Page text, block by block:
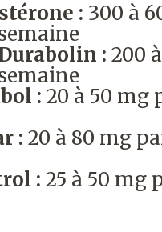
: 300 à
: 200
: 20 à 50 mg
: 20 à 80 mg
: 25 à 50 mg